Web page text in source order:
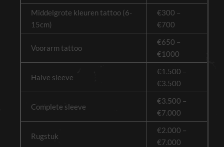
Middelgrote kleuren tattoo (6-
15cm)
€300 –
€700
Voorarm tattoo
€650 –
€1000
Halve sleeve
€1.500 –
€3.500
Complete sleeve
€3.500 –
€7.000
Rugstuk
€2.000 –
€7.000